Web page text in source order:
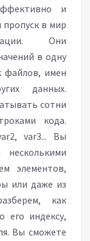
и
в мир
Они
в одну
файлов, имен
данных.
сотни
кода.
var3... Вы
элементов,
или даже из
как
его индексу,
Вы сможете